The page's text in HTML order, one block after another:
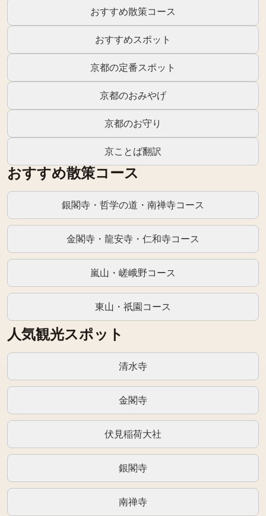
おすすめ散策コース
おすすめスポット
京都の定番スポット
京都のおみやげ
京都のお守り
京ことば翻訳
おすすめ散策コース
銀閣寺・哲学の道・南禅寺コース
金閣寺・龍安寺・仁和寺コース
嵐山・嵯峨野コース
東山・祇園コース
人気観光スポット
清水寺
金閣寺
伏見稲荷大社
銀閣寺
南禅寺